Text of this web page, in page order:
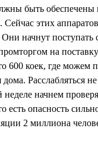
быть обеспечены
этих
начнут
на
600 коек, где
дома. Расслабляться
начнем
есть опасность
2 миллиона